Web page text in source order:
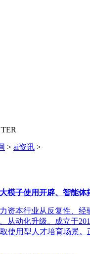
> ai资讯 >
模子使用开辟、智能体
资本行业从反复性、经
从动化升级。成立于
使用型人才培育场景。